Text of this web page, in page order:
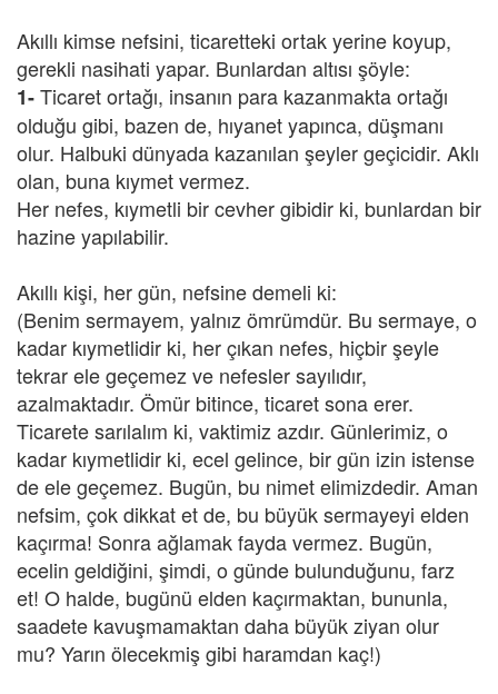
Akıllı kimse nefsini, ticaretteki ortak yerine koyup,
gerekli nasihati yapar. Bunlardan altısı şöyle:
1-Ticaret ortağı, insanın para kazanmakta ortağı
olduğu gibi, bazen de, hıyanet yapınca, düşmanı
olur. Halbuki dünyada kazanılan şeyler geçicidir. Aklı
olan, buna kıymet vermez.
Her nefes, kıymetli bir cevher gibidir ki, bunlardan bir
hazine yapılabilir.
Akıllı kişi, her gün, nefsine demeli ki:
(Benim sermayem, yalnız ömrümdür. Bu sermaye, o
kadar kıymetlidir ki, her çıkan nefes, hiçbir şeyle
tekrar ele geçemez ve nefesler sayılıdır,
azalmaktadır. Ömür bitince, ticaret sona erer.
Ticarete sarılalım ki, vaktimiz azdır. Günlerimiz, o
kadar kıymetlidir ki, ecel gelince, bir gün izin istense
de ele geçemez. Bugün, bu nimet elimizdedir. Aman
nefsim, çok dikkat et de, bu büyük sermayeyi elden
kaçırma! Sonra ağlamak fayda vermez. Bugün,
ecelin geldiğini, şimdi, o günde bulunduğunu, farz
et! O halde, bugünü elden kaçırmaktan, bununla,
saadete kavuşmamaktan daha büyük ziyan olur
mu? Yarın ölecekmiş gibi haramdan kaç!)